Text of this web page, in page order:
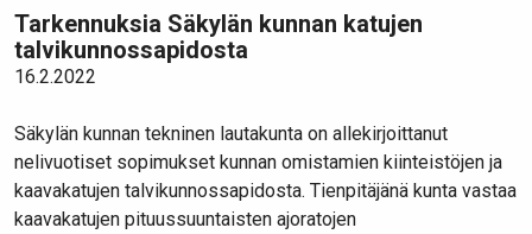
Tarkennuksia Säkylän kunnan katujen
talvikunnossapidosta
16.2.2022
Säkylän kunnan tekninen lautakunta on allekirjoittanut
nelivuotiset sopimukset kunnan omistamien kiinteistöjen ja
kaavakatujen talvikunnossapidosta. Tienpitäjänä kunta vastaa
kaavakatujen pituussuuntaisten ajoratojen